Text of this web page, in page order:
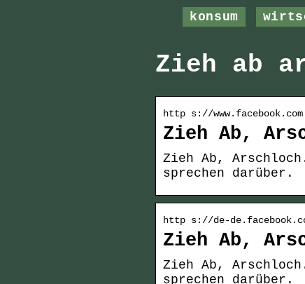
konsum
Zieh ab
http s://
Zieh Ab,
Zieh Ab,
sprechen darüber.
http s://de-
Zieh Ab,
Zieh Ab,
sprechen darüber.